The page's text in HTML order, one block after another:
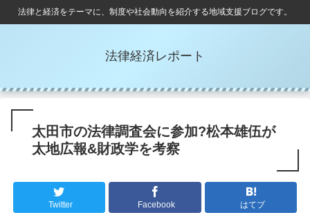
法律と経済をテーマに、制度や社会動向を紹介する地域支援ブログです。
法律経済レポート
太田市の法律調査会に参加?松本雄伍が
太地広報&財政学を考察
Twitter Facebook はてブ